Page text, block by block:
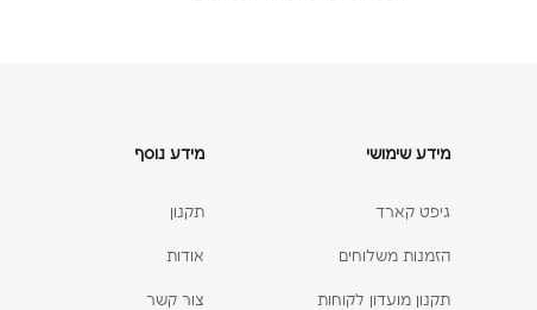
מידע שימושי
גיפט קארד
הזמנות משלוחים
תקנון מועדון לקוחות
מידע נוסף
תקנון
אודות
צור קשר